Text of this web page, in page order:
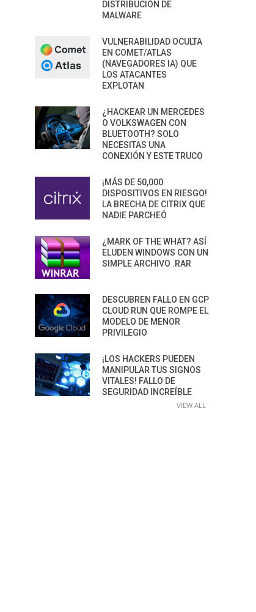
DISTRIBUCIÓN DE
MALWARE
VULNERABILIDAD OCULTA
EN COMET/ATLAS
(NAVEGADORES IA) QUE
LOS ATACANTES
EXPLOTAN
¿HACKEAR UN MERCEDES
O VOLKSWAGEN CON
BLUETOOTH? SOLO
NECESITAS UNA
CONEXIÓN Y ESTE TRUCO
¡MÁS DE 50,000
DISPOSITIVOS EN RIESGO!
LA BRECHA DE CITRIX QUE
NADIE PARCHEÓ
¿MARK OF THE WHAT? ASÍ
ELUDEN WINDOWS CON UN
SIMPLE ARCHIVO .RAR
DESCUBREN FALLO EN GCP
CLOUD RUN QUE ROMPE EL
MODELO DE MENOR
PRIVILEGIO
¡LOS HACKERS PUEDEN
MANIPULAR TUS SIGNOS
VITALES! FALLO DE
SEGURIDAD INCREÍBLE
VIEW ALL